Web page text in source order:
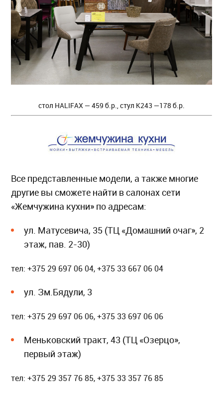
стол HALIFAX — 459 б.р., стул К243 —178 б.р.
Все представленные модели, а также многие
другие вы сможете найти в салонах сети
«Жемчужина кухни» по адресам:
ул. Матусевича, 35 (ТЦ «Домашний очаг», 2
этаж, пав. 2-30)
тел: +375 29 697 06 04, +375 33 667 06 04
ул. Зм.Бядули, 3
тел: +375 29 697 06 06, +375 33 697 06 06
Меньковский тракт, 43 (ТЦ «Озерцо»,
первый этаж)
тел: +375 29 357 76 85, +375 33 357 76 85